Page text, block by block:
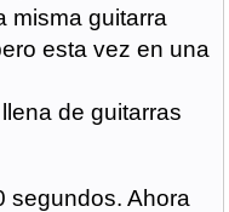
misma guitarra
esta vez en una
de guitarras
segundos. Ahora